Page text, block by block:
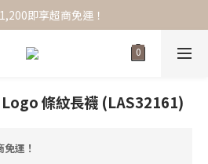
即享超商免運！
即享超商免運！
/配件小物，任搭1+1免運！
條紋長襪 (LAS32161)
運！